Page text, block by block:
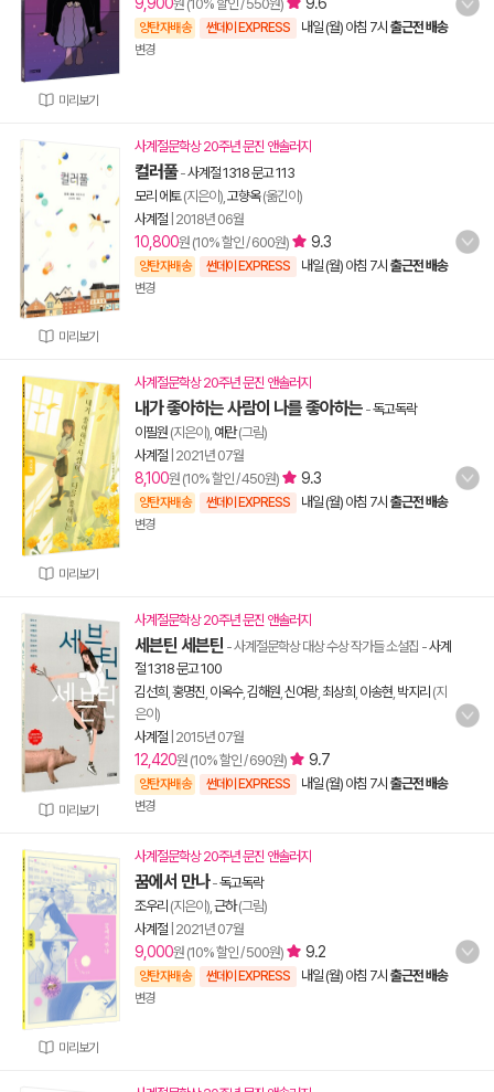
미리보기
원 (10% 할인 / 550원)
양탄자배송 썬데이 EXPRESS 내일 (월) 아침 7시 출근전 배송
변경
미리보기
사계절문학상 20주년 문진 앤솔러지
컬러풀-사계절 1318 문고 113
모리 에토(지은이), 고향옥(옮긴이)
사계절 2018년 06월
10,800원 (10% 할인 / 600원) 9.3
양탄자배송 썬데이 EXPRESS 내일 (월) 아침 7시 출근전 배송
변경
미리보기
사계절문학상 20주년 문진 앤솔러지
내가 좋아하는 사람이 나를 좋아하는 -독고독락
이필원 (지은이), 예란(그림)
사계절 2021년 07월
8,100원 (10% 할인 / 450원) 9.3
양탄자배송 썬데이 EXPRESS 내일 (월) 아침 7시 출근전 배송
변경
미리보기
사계절문학상 20주년 문진 앤솔러지
세븐틴 세븐틴 - 사계절문학상 대상 수상 작가들 소설집 -사계
절 1318 문고 100
김선희 홍명진 이옥수, 김해원 신여랑, 최상희 이송현 박지리 (지
은이)
사계절 2015년 07월
12,420원 (10% 할인 / 690원) 9.7
양탄자배송 썬데이 EXPRESS 내일 (월) 아침 7시 출근전 배송
변경
미리보기
사계절문학상 20주년 문진 앤솔러지
꿈에서 만나-독고독락
조우리 (지은이), 근하(그림)
사계절 2021년 07월
9,000원 (10% 할인 / 500원) 9.2
양탄자배송 썬데이 EXPRESS 내일 (월) 아침 7시 출근전 배송
변경